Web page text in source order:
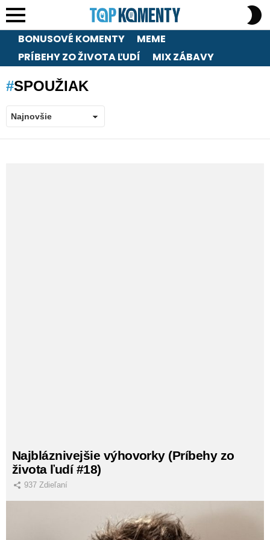
Menu
BONUSOVÉ KOMENTY
MEME
PRÍBEHY ZO ŽIVOTA ĽUDÍ
MIX ZÁBAVY
SPOUŽIAK
Najbláznivejšie výhovorky (Príbehy zo
života ľudí #18)
937 Zdieľaní